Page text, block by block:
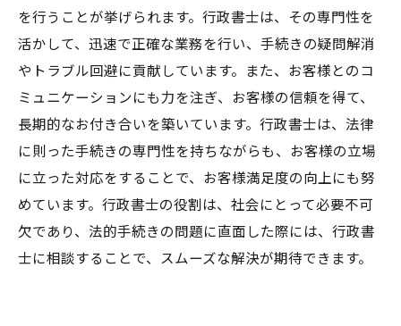
を行うことが挙げられます。行政書士は、その専門性を
活かして、迅速で正確な業務を行い、手続きの疑問解消
やトラブル回避に貢献しています。また、お客様とのコ
ミュニケーションにも力を注ぎ、お客様の信頼を得て、
長期的なお付き合いを築いています。行政書士は、法律
に則った手続きの専門性を持ちながらも、お客様の立場
に立った対応をすることで、お客様満足度の向上にも努
めています。行政書士の役割は、社会にとって必要不可
欠であり、法的手続きの問題に直面した際には、行政書
士に相談することで、スムーズな解決が期待できます。